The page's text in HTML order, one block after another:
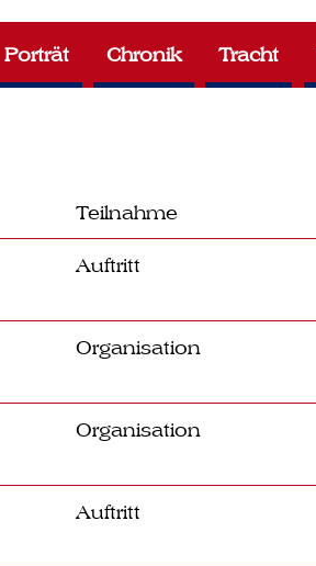
Porträt Chronik Tracht
Teilnahme
Auftritt
Organisation
Organisation
Auftritt